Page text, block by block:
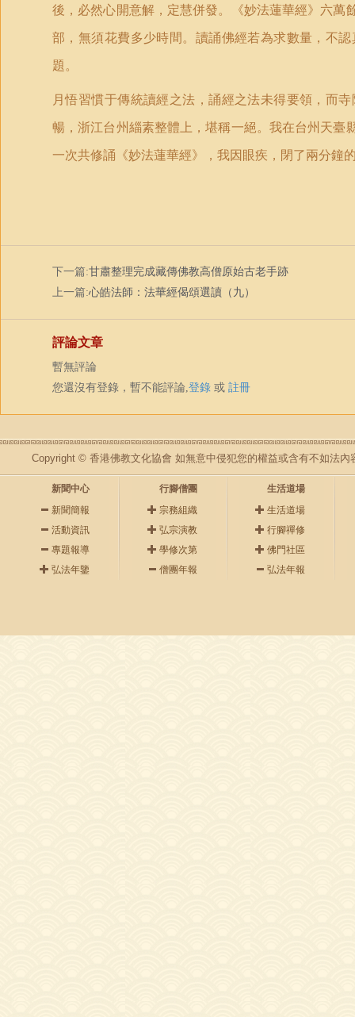
後，必然心開意解，定慧併發。《妙法蓮華經》六
部，無須花費多少時間。讀誦佛經若為求數量，不
題。
月悟習慣于傳統讀經之法，誦經之法未得要領，而
暢，浙江台州緇素整體上，堪稱一絕。我在台州天
一次共修誦《妙法蓮華經》，我因眼疾，閉了兩分鐘
下一篇:甘肅整理完成藏傳佛教高僧原始古老手跡
上一篇:心皓法師：法華經偈頌選讀（九）
評論文章
暫無評論
您還沒有登錄，暫不能評論,登錄 或 註冊
Copyright © 香港佛教文化協會 如無意中侵犯您的權益或含有不如法內
新聞中心
新聞簡報
活動資訊
專題報導
弘法年鑒
行腳僧團
宗務組織
弘宗演教
學修次第
僧團年報
生活道場
生活道場
行腳禪修
佛門社區
弘法年報